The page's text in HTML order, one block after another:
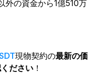
外の資金から1億510万
現物契約の最新の価
ださい ！